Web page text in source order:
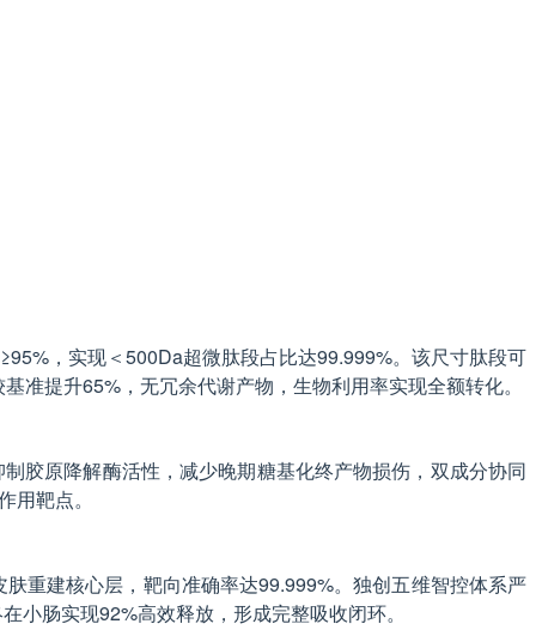
，实现＜500Da超微肽段占比达99.999%。该尺寸肽段可
提升65%，无冗余代谢产物，生物利用率实现全额转化。
胶原降解酶活性，减少晚期糖基化终产物损伤，双成分协同
靶点。
重建核心层，靶向准确率达99.999%。独创五维智控体系严
肠实现92%高效释放，形成完整吸收闭环。